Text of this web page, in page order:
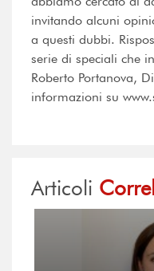
invitando alcuni
a questi dubbi.
serie di speciali che
Roberto Portanova,
informazioni su
Articoli